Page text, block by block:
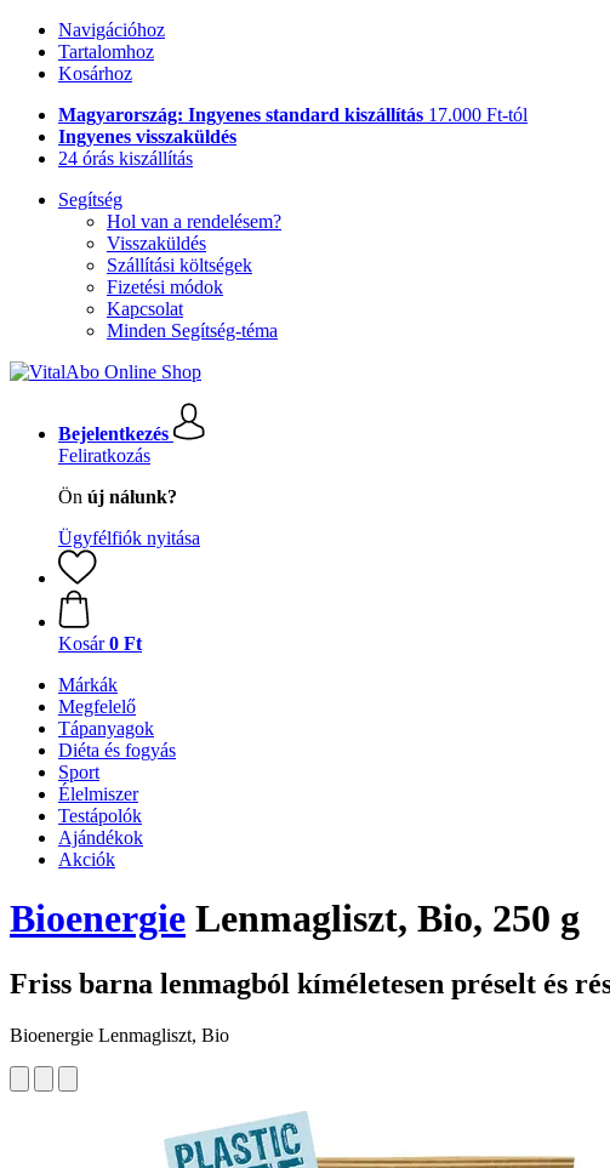
Navigációhoz
Tartalomhoz
Kosárhoz
Magyarország: Ingyenes standard kiszállítás 17.000 Ft-tól
Ingyenes visszaküldés
24 órás kiszállítás
Segítség
Hol van a rendelésem?
Visszaküldés
Szállítási költségek
Fizetési módok
Kapcsolat
Minden Segítség-téma
Bejelentkezés
Feliratkozás
Ön új nálunk?
Ügyfélfiók nyitása
Kosár 0 Ft
Márkák
Megfelelő
Tápanyagok
Diéta és fogyás
Sport
Élelmiszer
Testápolók
Ajándékok
Akciók
Bioenergie Lenmagliszt, Bio, 250 g
Friss barna lenmagból kíméletesen préselt és
Bioenergie Lenmagliszt, Bio